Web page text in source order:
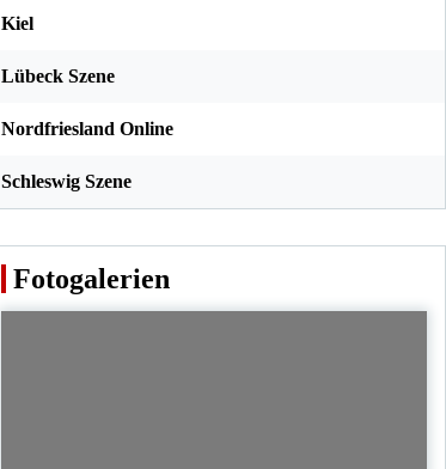
Kiel
Lübeck Szene
Nordfriesland Online
Schleswig Szene
Fotogalerien